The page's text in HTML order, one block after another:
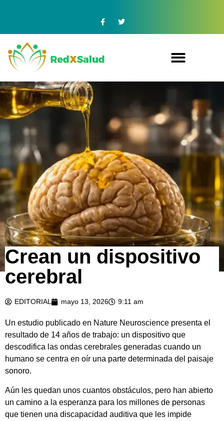
Crean un dispositivo
cerebral
EDITORIAL mayo 13, 2026 9:11 am
Un estudio publicado en Nature Neuroscience presenta el
resultado de 14 años de trabajo: un dispositivo que
descodifica las ondas cerebrales generadas cuando un
humano se centra en oír una parte determinada del paisaje
sonoro.
Aún les quedan unos cuantos obstáculos, pero han abierto
un camino a la esperanza para los millones de personas
que tienen una discapacidad auditiva que les impide